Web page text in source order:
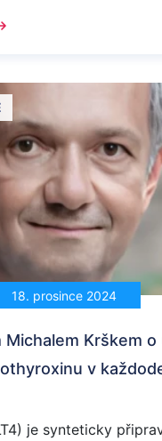
18. prosince 2024
Krškem o
v
je synteticky